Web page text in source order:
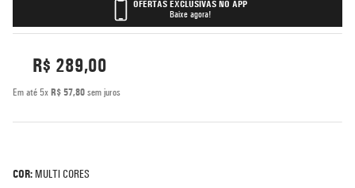
OFERTAS EXCLUSIVAS NO APP
Baixe agora!
R$ 289,00
Em até 5x R$ 57,80 sem juros
COR: MULTI CORES
5º
rash guard